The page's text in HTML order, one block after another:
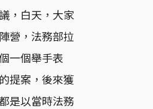
，白天，大家
營，法務部拉
一個舉手表
提案，後來獲
是以當時法務